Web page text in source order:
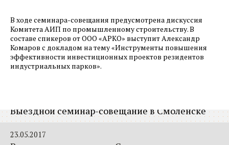
05.06.2017
Еженедельный обзор новостей
индустриальных парков, 5 июня
31.05.2017
Выездной семинар-совещание в Смоленске
23.05.2017
В ходе семинара-совещания предусмотрена дискуссия
Комитета АИП по промышленному строительству. В
составе спикеров от ООО «АРКО» выступит Александр
Комаров с докладом на тему «Инструменты повышения
эффективности инвестиционных проектов резидентов
индустриальных парков».